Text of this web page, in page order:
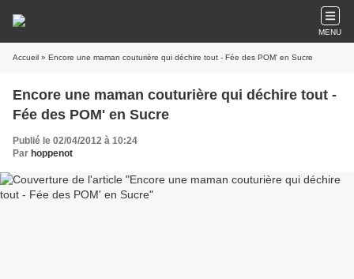
MENU
Accueil » Encore une maman couturière qui déchire tout - Fée des POM' en Sucre
Encore une maman couturière qui déchire tout -
Fée des POM' en Sucre
Publié le 02/04/2012 à 10:24
Par hoppenot